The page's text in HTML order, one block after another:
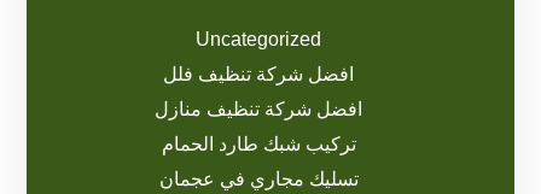
Uncategorized
افضل شركة تنظيف فلل
افضل شركة تنظيف منازل
تركيب شبك طارد الحمام
تسليك مجاري في عجمان